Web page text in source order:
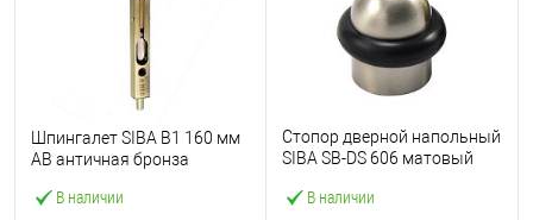
В наличии
Шпингалет SIBA B1 160 мм
AB античная бронза
В наличии
Стопор дверной напольный
SIBA SB-DS 606 матовый